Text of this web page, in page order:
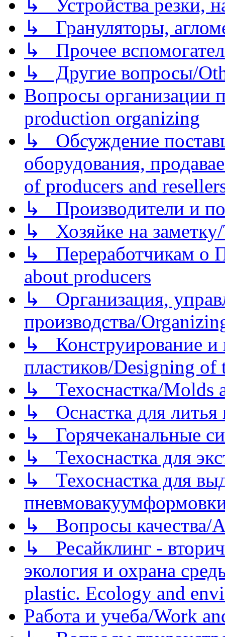
↳ Устройства резки,
↳ Грануляторы,
↳ Прочее
↳ Другие вопросы/
Вопросы организации
production organizing
↳ Обсуждение
оборудования,
of producers and
↳ Производители и
↳ Хозяйке на
↳ Переработчикам о
about producers
↳ Организация,
производства/
↳ Конструирование и
пластиков/Designing of
↳ Техоснастка/Molds
↳ Оснастка для литья
↳ Горячеканальные
↳ Техоснастка для
↳ Техоснастка для
↳ Вопросы качества/
↳ Ресайклинг -
экология и охрана
plastic. Ecology and
Работа и учеба/Work